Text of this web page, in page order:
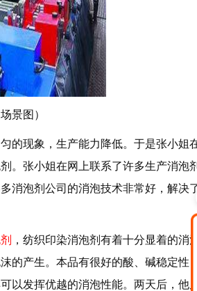
景图）
现象，生产能力降低。于是张小姐
。张小姐在网上联系了许多生产消泡
消泡剂公司的消泡技术非常好，解决
，纺织印染消泡剂有着十分显着的消
的产生。本品有很好的酸、碱稳定性
以发挥优越的消泡性能。两天后，他